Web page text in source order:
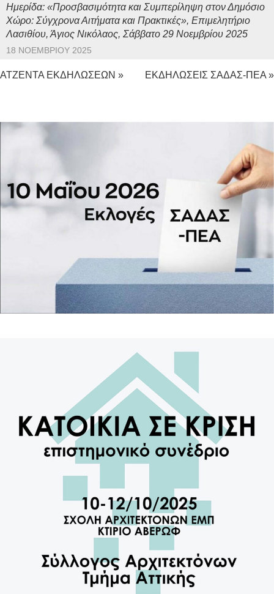
Ημερίδα: «Προσβασιμότητα και Συμπερίληψη στον Δημόσιο
Χώρο: Σύγχρονα Αιτήματα και Πρακτικές», Επιμελητήριο
Λασιθίου, Άγιος Νικόλαος, Σάββατο 29 Νοεμβρίου 2025
18 ΝΟΕΜΒΡΊΟΥ 2025
ΑΤΖΕΝΤΑ ΕΚΔΗΛΩΣΕΩΝ » ΕΚΔΗΛΩΣΕΙΣ ΣΑΔΑΣ-ΠΕΑ »